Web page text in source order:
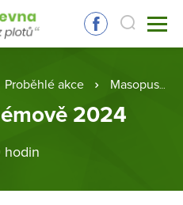
Proběhlé akce Masopust ve Vilémově 2024
2024
hodin